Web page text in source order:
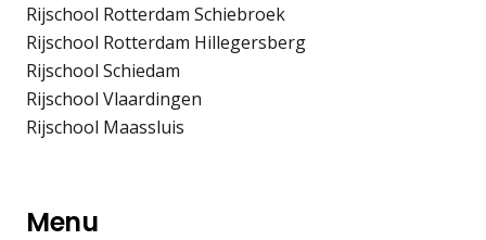
Rijschool Rotterdam Schiebroek
Rijschool Rotterdam Hillegersberg
Rijschool Schiedam
Rijschool Vlaardingen
Rijschool Maassluis
Menu